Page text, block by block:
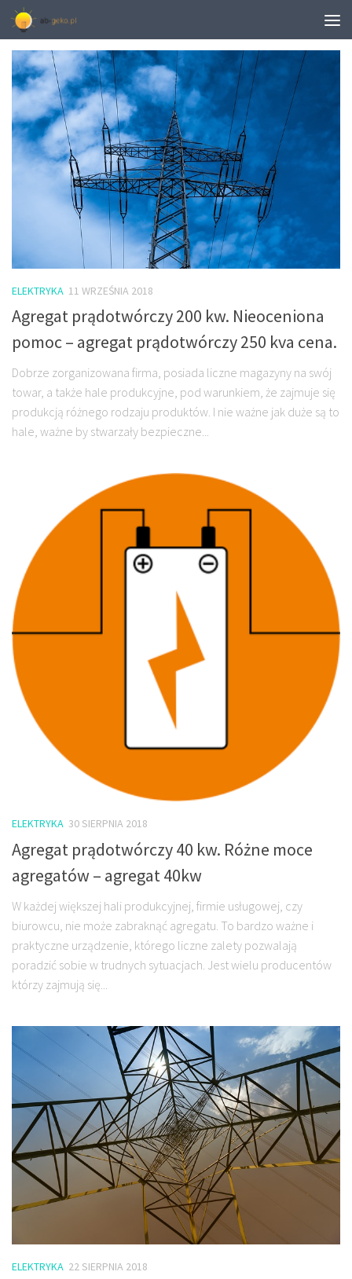
TAGGED:
ELEKTRYKA 11 WRZEŚNIA 2018
Agregat prądotwórczy 200 kw. Nieoceniona
pomoc – agregat prądotwórczy 250 kva cena.
Dobrze zorganizowana firma, posiada liczne magazyny na swój
towar, a także hale produkcyjne, pod warunkiem, że zajmuje się
produkcją różnego rodzaju produktów. I nie ważne jak duże są to
hale, ważne by stwarzały bezpieczne...
ELEKTRYKA 30 SIERPNIA 2018
Agregat prądotwórczy 40 kw. Różne moce
agregatów – agregat 40kw
W każdej większej hali produkcyjnej, firmie usługowej, czy
biurowcu, nie może zabraknąć agregatu. To bardzo ważne i
praktyczne urządzenie, którego liczne zalety pozwalają
poradzić sobie w trudnych sytuacjach. Jest wielu producentów
którzy zajmują się...
ELEKTRYKA 22 SIERPNIA 2018